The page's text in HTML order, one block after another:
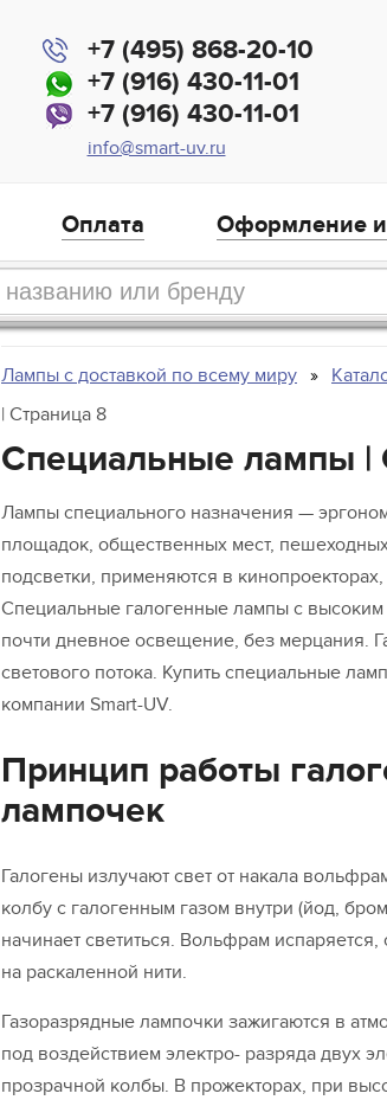
+7 (495) 868-20-10
+7 (916) 430-11-01
+7 (916) 430-11-01
info@smart-uv.ru
Оплата Оформление и
Лампы с доставкой по всему миру
| Страница 8
Специальные лампы |
Лампы специального назначения —
площадок, общественных мест,
подсветки, применяются в
Специальные галогенные лампы с
почти дневное освещение, без мерцания.
светового потока. Купить специальные
компании Smart-UV.
Принцип работы
лампочек
Галогены излучают свет от накала
колбу с галогенным газом внутри (йод,
начинает светиться. Вольфрам
на раскаленной нити.
Газоразрядные лампочки зажигаются в
под воздействием электро- разряда двух
прозрачной колбы. В прожекторах, при